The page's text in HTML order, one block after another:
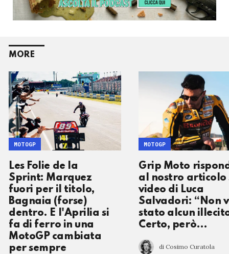
MORE
Les Folie de la
Sprint: Marquez
fuori per il titolo,
Bagnaia (forse)
dentro. E l'Aprilia si
fa di ferro in una
MotoGP cambiata
per sempre
MOTOGP
Grip Moto
al nostro articolo
video di Luca
Salvadori: “Non
stato alcun
Certo, però…
di Cosimo Curatola
MOTOGP